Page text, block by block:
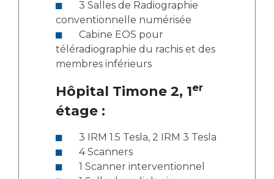
conventionnelle numérisée
téléradiographie du rachis et des
membres inférieurs
Hôpital Timone 2, 1er
étage :
3 IRM 1.5 Tesla, 2 IRM 3 Tesla
4 Scanners
1 Scanner interventionnel